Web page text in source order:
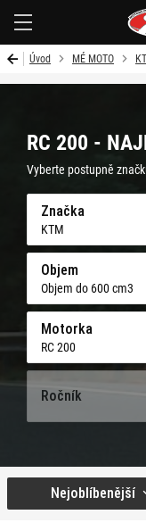
Úvod MÉ MOTO
RC 200 -
Vyberte postupně
Značka
KTM
Objem
Objem do 600 cm3
Motorka
RC 200
Ročník
Nejoblíbenější